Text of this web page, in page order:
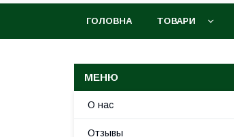
ГОЛОВНА ТОВАРИ
О нас
Отзывы